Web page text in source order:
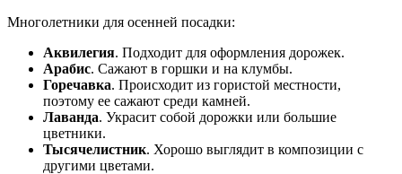
Многолетники для осенней посадки:
Аквилегия. Подходит для оформления дорожек.
Арабис. Сажают в горшки и на клумбы.
Горечавка. Происходит из гористой местности,
поэтому ее сажают среди камней.
Лаванда. Украсит собой дорожки или большие
цветники.
Тысячелистник. Хорошо выглядит в композиции с
другими цветами.